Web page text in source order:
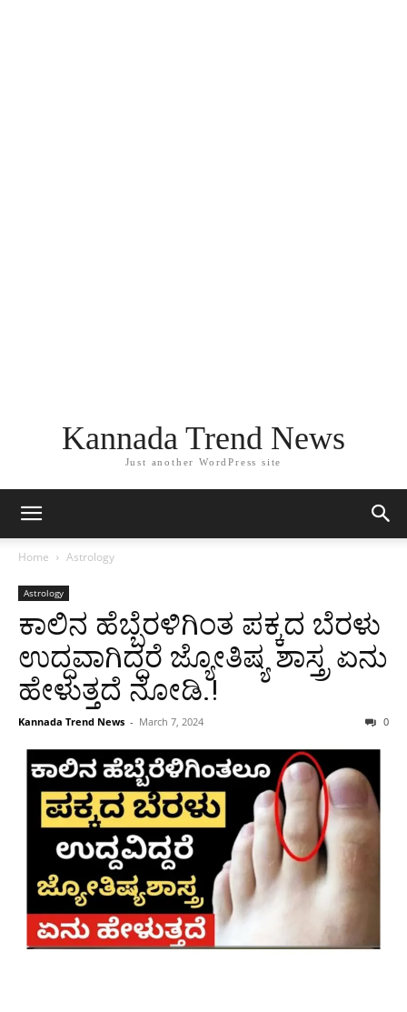
Kannada Trend News
Just another WordPress site
Home Astrology
Astrology
ಕಾಲಿನ ಹೆಬ್ಬೆರಳಿಗಿಂತ ಪಕ್ಕದ ಬೆರಳು
ಉದ್ದವಾಗಿದ್ದರೆ ಜ್ಯೋತಿಷ್ಯ ಶಾಸ್ತ್ರ ಏನು
ಹೇಳುತ್ತದೆ ನೋಡಿ.!
Kannada Trend News - March 7, 2024 0